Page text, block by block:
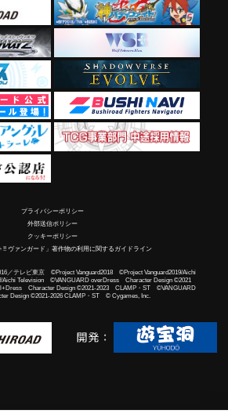
プライバシーポリシー
外部送信ポリシー
クッキーポリシー
!! ヴァンガード」著作物の利用に関するガイドライン
／テレビ東京 ©Project Vanguard2018 ©Project Vanguard2019/Aichi
Aichi Television ©VANGUARD overDress Character Design ©2021
Character Design ©2021-2023 CLAMP・ST ©VANGUARD
Design ©2021-2026 CLAMP・ST © Cygames, Inc.